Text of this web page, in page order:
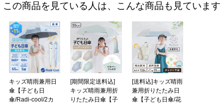
この商品を見ている人は、こんな商品も見ています
キッズ晴雨兼用日
傘【子ども日
傘/Radi-cool/2カ
[期間限定送料込]
キッズ晴雨兼用折
りたたみ日傘【子
[送料込]キッズ晴雨
兼用折りたたみ日
傘【子ども日傘/花